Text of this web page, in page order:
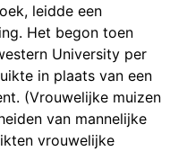
leidde een
Het begon toen
University per
in plaats van een
(Vrouwelijke muizen
van mannelijke
vrouwelijke